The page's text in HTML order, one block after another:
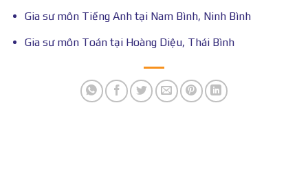
Gia sư môn Tiếng Anh tại Nam Bình, Ninh Bình
Gia sư môn Toán tại Hoàng Diệu, Thái Bình